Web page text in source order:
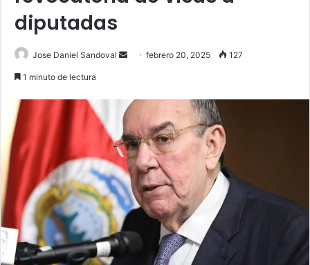
diputadas
Jose Daniel Sandoval
Sendfebrero 20, 2025 127
1 minuto de lectura